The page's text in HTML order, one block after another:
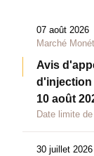
07 août 2026
Marché
Avis
d'injection
10 août
Date limite
30 juillet 2026